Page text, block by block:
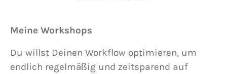
Meine Workshops
Du willst Deinen Workflow optimieren, um
endlich regelmäßig und zeitsparend auf